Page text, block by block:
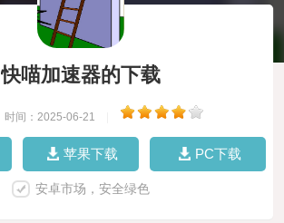
快喵加速器的下载
时间：2025-06-21
苹果下载 PC下载
安卓市场，安全绿色